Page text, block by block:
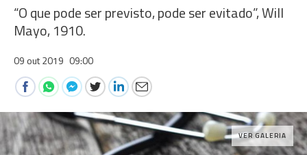
“O que pode ser previsto, pode ser evitado”, Will
Mayo, 1910.
09 out 2019 09:00
VER GALERIA